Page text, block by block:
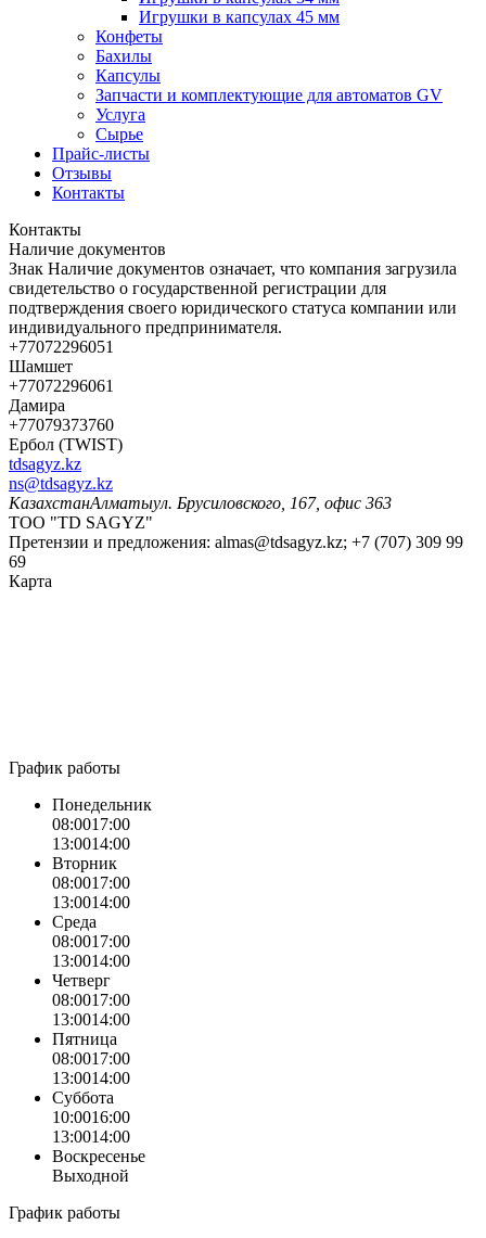
Игрушки в капсулах 45 мм
Конфеты
Бахилы
Капсулы
Запчасти и комплектующие для автоматов GV
Услуга
Сырье
Прайс-листы
Отзывы
Контакты
Контакты
Наличие документов
Знак Наличие документов означает, что компания загрузила
свидетельство о государственной регистрации для
подтверждения своего юридического статуса компании или
индивидуального предпринимателя.
+77072296051
Шамшет
+77072296061
Дамира
+77079373760
Ербол (TWIST)
tdsagyz.kz
ns@tdsagyz.kz
КазахстанАлматыул. Брусиловского, 167, офис 363
ТОО "TD SAGYZ"
Претензии и предложения: almas@tdsagyz.kz; +7 (707) 309 99
69
Карта
График работы
Понедельник
08:0017:00
13:0014:00
Вторник
08:0017:00
13:0014:00
Среда
08:0017:00
13:0014:00
Четверг
08:0017:00
13:0014:00
Пятница
08:0017:00
13:0014:00
Суббота
10:0016:00
13:0014:00
Воскресенье
Выходной
График работы